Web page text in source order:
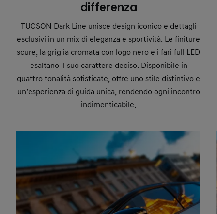
differenza
TUCSON Dark Line unisce design iconico e dettagli
esclusivi in un mix di eleganza e sportività. Le finiture
scure, la griglia cromata con logo nero e i fari full LED
esaltano il suo carattere deciso. Disponibile in
quattro tonalità sofisticate, offre uno stile distintivo e
un’esperienza di guida unica, rendendo ogni incontro
indimenticabile.